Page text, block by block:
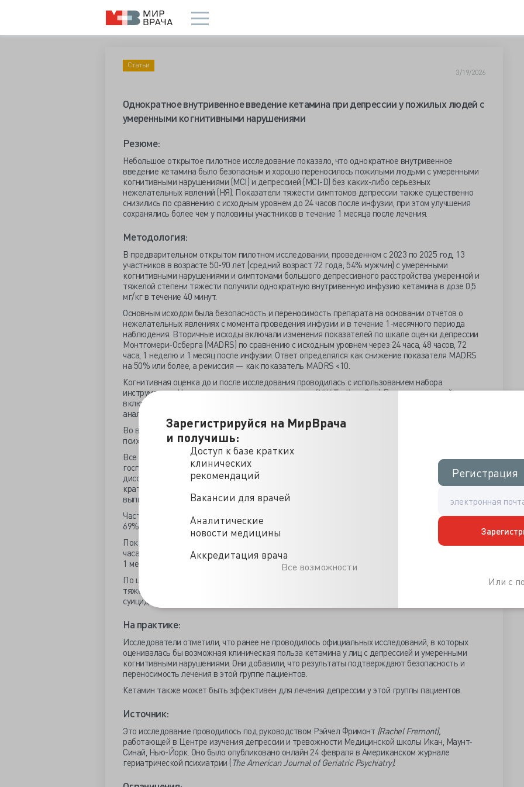
Зарегистрируйся на МирВрача
и получишь:
Доступ к базе кратких
клинических
рекомендаций
Вакансии для врачей
Аналитические
новости медицины
Аккредитация врача
Все возможности
Регистрация
Регистрация
Или с
Статьи
3/19/2026
Однократное внутривенное введение кетамина при депрессии у пожилых людей с
умеренными когнитивными нарушениями
Резюме:
Небольшое открытое пилотное исследование показало, что однократное внутривенное
введение кетамина было безопасным и хорошо переносилось пожилыми людьми с умеренными
когнитивными нарушениями (MCI) и депрессией (MCI-D) без каких-либо серьезных
нежелательных явлений (НЯ). Показатели тяжести симптомов депрессии также существенно
снизились по сравнению с исходным уровнем до 24 часов после инфузии, при этом улучшения
сохранялись более чем у половины участников в течение 1 месяца после лечения.
Методология:
В предварительном открытом пилотном исследовании, проведенном с 2023 по 2025 год, 13
участников в возрасте 50-90 лет (средний возраст 72 года; 54% мужчин) с умеренными
когнитивными нарушениями и симптомами большого депрессивного расстройства умеренной и
тяжелой степени тяжести получили однократную внутривенную инфузию кетамина в дозе 0,5
мг/кг в течение 40 минут.
Основным исходом была безопасность и переносимость препарата на основании отчетов о
нежелательных явлениях с момента проведения инфузии и в течение 1-месячного периода
наблюдения. Вторичные исходы включали изменения показателей по шкале оценки депрессии
Монтгомери-Осберга (MADRS) по сравнению с исходным уровнем через 24 часа, 48 часов, 72
часа, 1 неделю и 1 месяц после инфузии. Ответ определялся как снижение показателя MADRS
на 50% или более, а ремиссия — как показатель MADRS <10.
Когнитивная оценка до и после исследования проводилась с использованием набора
инструментов Национального института здоровья(NIH Toolbox-Cog).Предварительный анализ
включал в себя использование краткой шкалы оценки психического статуса (MMSE) для
анализа общего когнитивного функционирования.
Во время инфузии за участниками постоянно наблюдали на предмет физиологических и
психологических реакций.
Все участники завершили наблюдение без серьезных осложнений, смертельных исходов или
госпитализаций. Двенадцать участников сообщили о диссоциативных симптомах по шкале
диссоциативных состояний, разработанной врачом, а у четырех участников наблюдалось
кратковременное повышение артериального давления, которое спонтанно прошло перед
выпиской.
Частота ответа составила 100%, а частота ремиссии — 85% через 24 часа после инфузии; 77% и
69%, соответственно, через 1 неделю; и 69% и 54% через 1 месяц.
Показатели MADRS снизились со среднего значения 27,4 в начале исследования до 5,7 через 24
часа (в пределах диапазона без депрессии), 7,8 через 1 неделю (легкая депрессия) и 12,15 через
1 месяц (легкая депрессия).
По шкале Бека для определения суицидальных мыслей или Колумбийской шкале оценки
тяжести суицидального поведения в какой-либо момент времени не наблюдалось увеличения
суицидальности. Показатели MMSE не показали заметных изменений.
На практике:
Исследователи отметили, что ранее не проводилось официальных исследований, в которых
оценивалась бы возможная клиническая польза кетамина у лиц с депрессией и умеренными
когнитивными нарушениями. Они добавили, что результаты подтверждают безопасность и
переносимость лечения в этой группе пациентов.
Кетамин также может быть эффективен для лечения депрессии у этой группы пациентов.
Источник:
Это исследование проводилось под руководством Рэйчел Фримонт (Rachel Fremont),
работающей в Центре изучения депрессии и тревожности Медицинской школы Икан, Маунт-
Синай, Нью-Йорк. Оно было опубликовано онлайн 24 февраля в Американском журнале
гериатрической психиатрии ( The American Journal of Geriatric Psychiatry).